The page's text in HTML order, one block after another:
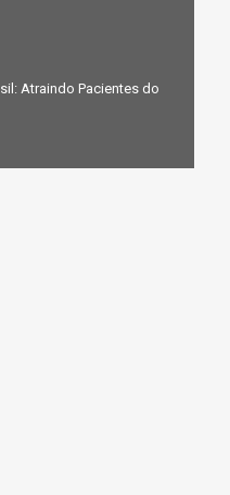
Atraindo Pacientes do